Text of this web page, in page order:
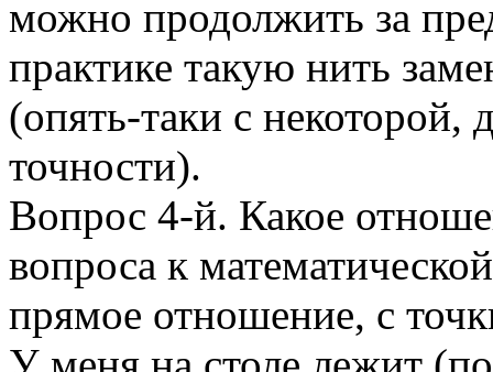
можно продолжить за
практике такую нить
(опять-таки с некоторой,
точности).
Вопрос 4-й. Какое
вопроса к
прямое отношение, с